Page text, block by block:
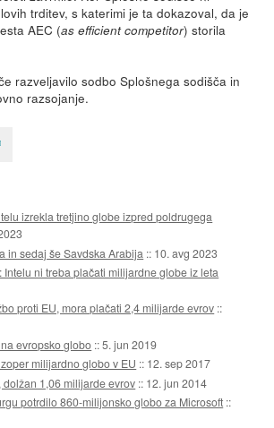
trditev, s katerimi je ta dokazoval, da je
AEC (as efficient competitor) storila
razveljavilo sodbo Splošnega sodišča in
razsojanje.
izrekla tretjino globe izpred poldrugega
in sedaj še Savdska Arabija :: 10. avg 2023
Intelu ni treba plačati milijardne globe iz leta
proti EU, mora plačati 2,4 milijarde evrov ::
evropsko globo ::5. jun 2019
milijardno globo v EU :: 12. sep 2017
1,06 milijarde evrov :: 12. jun 2014
potrdilo 860-milijonsko globo za Microsoft ::